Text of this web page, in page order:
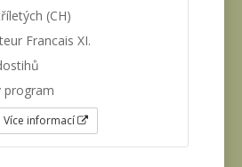
(CH)
Francais XI.
Více informací